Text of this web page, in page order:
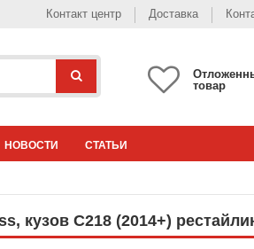
Контакт центр Доставка
товар
НОВОСТИ СТАТЬИ
кузов C218 (2014+)